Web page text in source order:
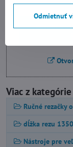
Povoliť a
Viac z kategórie
Ručné rezačky
dĺžka rezu
Nástroje pre
Odmietnuť